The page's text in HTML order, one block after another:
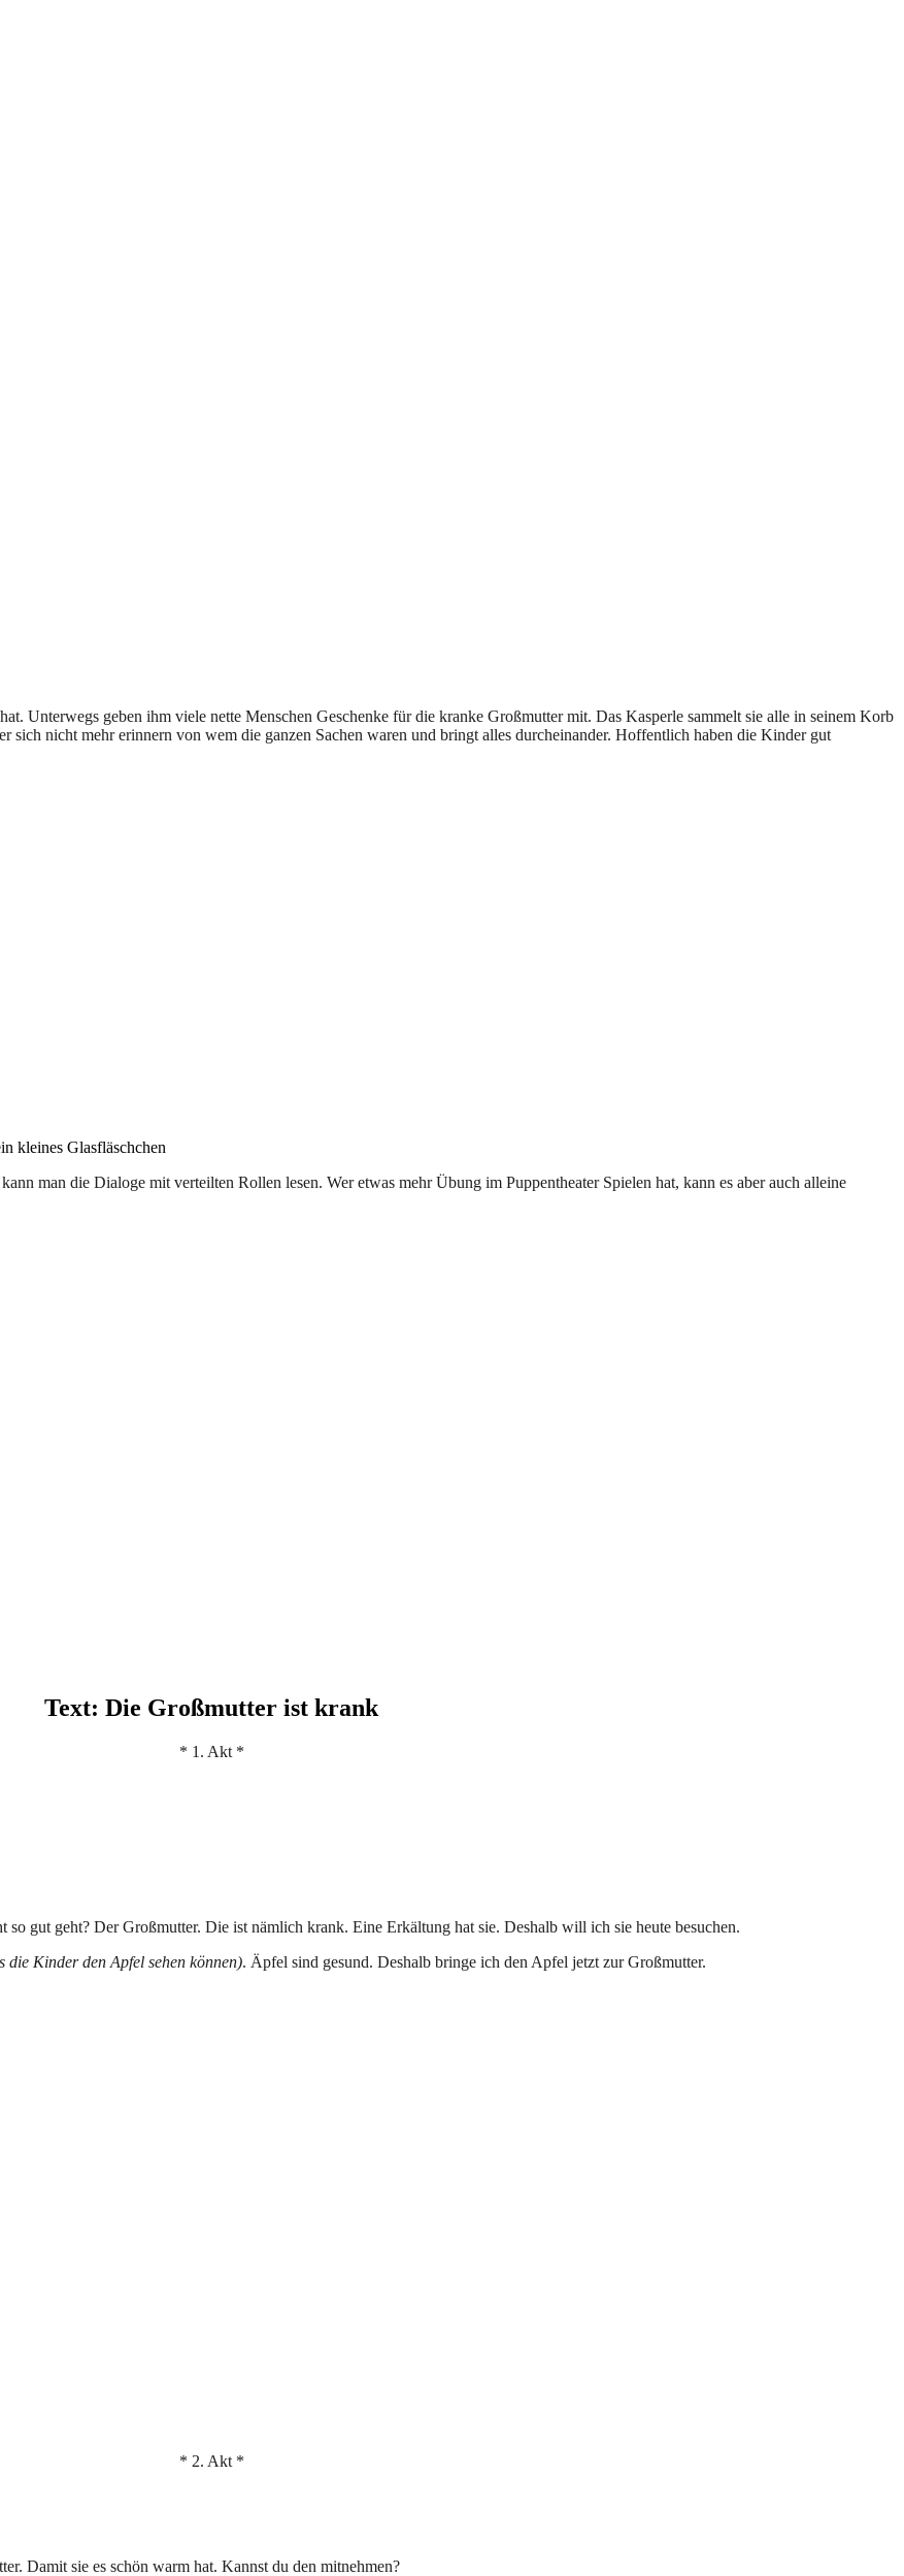
Unterwegs geben ihm viele nette Menschen Geschenke für die kranke Großmutter mit. Das Kasperle sammelt sie alle in seinem Korb
nicht mehr erinnern von wem die ganzen Sachen waren und bringt alles durcheinander. Hoffentlich haben die Kinder gut
kleines Glasfläschchen
man die Dialoge mit verteilten Rollen lesen. Wer etwas mehr Übung im Puppentheater Spielen hat, kann es aber auch alleine
Text: Die Großmutter ist krank
* 1. Akt *
gut geht? Der Großmutter. Die ist nämlich krank. Eine Erkältung hat sie. Deshalb will ich sie heute besuchen.
die Kinder den Apfel sehen können). Äpfel sind gesund. Deshalb bringe ich den Apfel jetzt zur Großmutter.
* 2. Akt *
Damit sie es schön warm hat. Kannst du den mitnehmen?